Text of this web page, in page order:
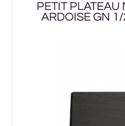
PETIT
ARDOISE GN 1/